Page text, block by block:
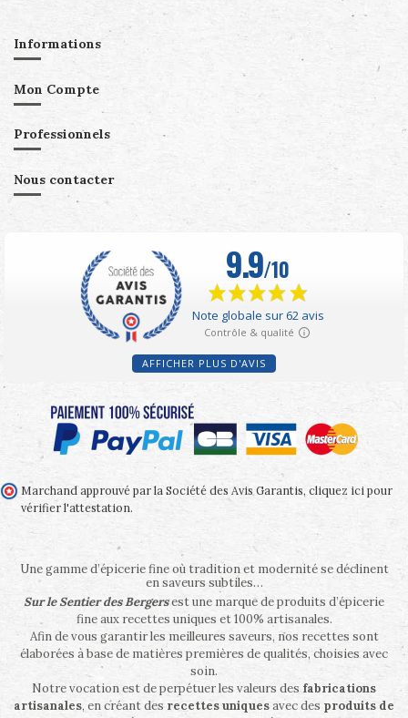
Informations
Mon Compte
Professionnels
Nous contacter
AFFICHER PLUS D'AVIS
Marchand approuvé par la Société des Avis Garantis, cliquez ici pour
vérifier l'attestation.
Une gamme d’épicerie fine où tradition et modernité se déclinent
en saveurs subtiles…
Sur le Sentier des Bergersest une marque de produits d’épicerie
fine aux recettes uniques et 100% artisanales.
Afin de vous garantir les meilleures saveurs, nos recettes sont
élaborées à base de matières premières de qualités, choisies avec
soin.
Notre vocation est de perpétuer les valeurs des fabrications
artisanales, en créant des recettes uniquesavec des produits de